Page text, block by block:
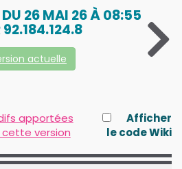
DU 26 MAI 26 À 08:55
92.184.124.8
actuelle
apportées
version
Afficher
le code Wiki